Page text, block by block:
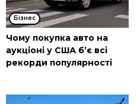
Бізнес
Чому покупка авто на
аукціоні у США б’є всі
рекорди популярності